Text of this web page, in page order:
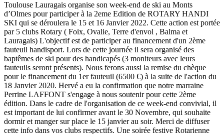
Toulouse Lauragais organise son week-end de ski au Monts
d’Olmes pour participer à la 2eme Edition de ROTARY HANDI
SKI qui se déroulera le 15 et 16 Janvier 2022. Cette action est portée
par 5 clubs Rotary ( Foix, Ovalie, Terre d'envol , Balma et
Lauragais) L'objectif est de participer au financement d'un 2ème
fauteuil handisport. Lors de cette journée il sera organisé des
baptêmes de ski pour des handicapés (3 moniteurs avec leurs
fauteuils seront présents). Nous ferons aussi la remise du chèque
pour le financement du 1er fauteuil (6500 €) à la suite de l'action du
18 Janvier 2020. Hervé a eu la confirmation que notre marraine
Perrine LAFFONT s'engage à nous soutenir pour cette 2ème
édition. Dans le cadre de l'organisation de ce week-end convivial, il
est important de lui confirmer avant le 30 Novembre, qui souhaite
dormir et manger sur place le 15 janvier au soir. Merci de diffuser
cette info dans vos clubs respectifs. Une soirée festive Rotarienne